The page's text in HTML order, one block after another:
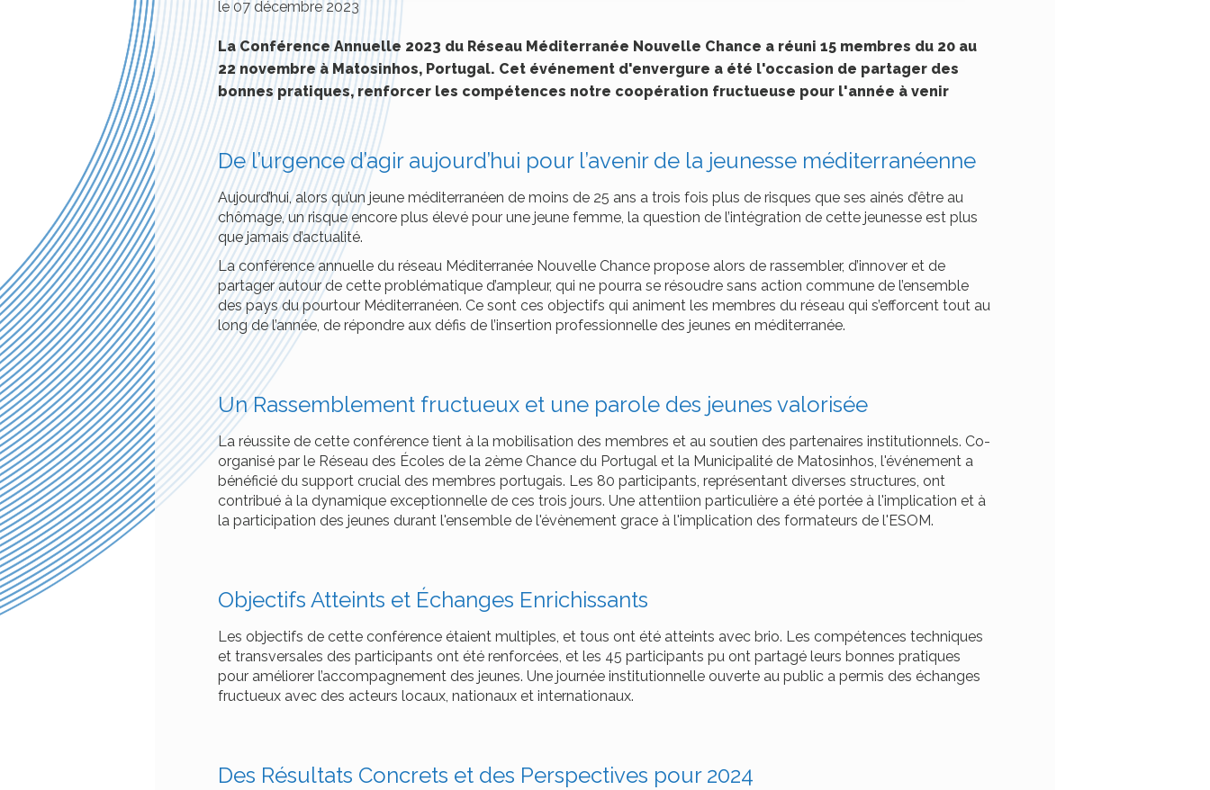
le 07 décembre 2023
La Conférence Annuelle 2023 du Réseau Méditerranée Nouvelle Chance a réuni 15 membres du 20 au
22 novembre à Matosinhos, Portugal. Cet événement d'envergure a été l'occasion de partager des
bonnes pratiques, renforcer les compétences notre coopération fructueuse pour l'année à venir
De l’urgence d’agir aujourd’hui pour l’avenir de la jeunesse méditerranéenne
Aujourd’hui, alors qu’un jeune méditerranéen de moins de 25 ans a trois fois plus de risques que ses ainés d’être au
chômage, un risque encore plus élevé pour une jeune femme, la question de l’intégration de cette jeunesse est plus
que jamais d’actualité.
La conférence annuelle du réseau Méditerranée Nouvelle Chance propose alors de rassembler, d’innover et de
partager autour de cette problématique d’ampleur, qui ne pourra se résoudre sans action commune de l’ensemble
des pays du pourtour Méditerranéen. Ce sont ces objectifs qui animent les membres du réseau qui s’efforcent tout au
long de l’année, de répondre aux défis de l’insertion professionnelle des jeunes en méditerranée.
Un Rassemblement fructueux et une parole des jeunes valorisée
La réussite de cette conférence tient à la mobilisation des membres et au soutien des partenaires institutionnels. Co-
organisé par le Réseau des Écoles de la 2ème Chance du Portugal et la Municipalité de Matosinhos, l'événement a
bénéficié du support crucial des membres portugais. Les 80 participants, représentant diverses structures, ont
contribué à la dynamique exceptionnelle de ces trois jours. Une attentiion particulière a été portée à l'implication et à
la participation des jeunes durant l'ensemble de l'évènement grace à l'implication des formateurs de l'ESOM.
Objectifs Atteints et Échanges Enrichissants
Les objectifs de cette conférence étaient multiples, et tous ont été atteints avec brio. Les compétences techniques
et transversales des participants ont été renforcées, et les 45 participants pu ont partagé leurs bonnes pratiques
pour améliorer l’accompagnement des jeunes. Une journée institutionnelle ouverte au public a permis des échanges
fructueux avec des acteurs locaux, nationaux et internationaux.
Des Résultats Concrets et des Perspectives pour 2024